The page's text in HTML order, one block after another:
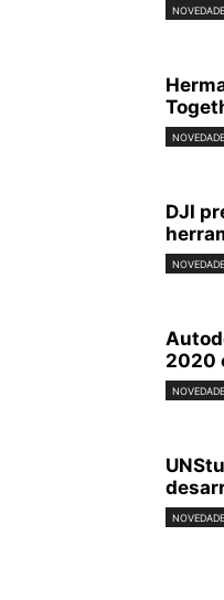
DJI
2020